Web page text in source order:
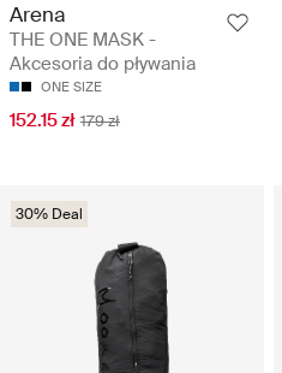
Arena
THE ONE MASK -
Akcesoria do pływania
ONE SIZE
152.15 zł 179 zł
30% Deal